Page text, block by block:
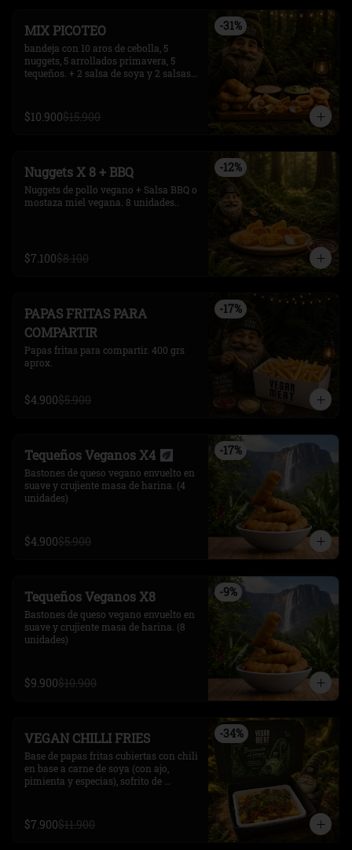
-31%
MIX PICOTEO
bandeja con 10 aros de cebolla, 5
nuggets, 5 arrollados primavera, 5
tequeños. + 2 salsa de soya y 2 salsas
$10.900$15.900
-12%
Nuggets X 8 + BBQ
Nuggets de pollo vegano + Salsa BBQ o
mostaza miel vegana. 8 unidades..
$7.100$8.100
-17%
PAPAS FRITAS PARA
COMPARTIR
Papas fritas para compartir. 400 grs
aprox.
$4.900$5.900
-17%
Tequeños Veganos X4
Bastones de queso vegano envuelto en
suave y crujiente masa de harina. (4
unidades)
$4.900$5.900
-9%
Tequeños Veganos X8
Bastones de queso vegano envuelto en
suave y crujiente masa de harina. (8
unidades)
$9.900$10.900
-34%
VEGAN CHILLI FRIES
Base de papas fritas cubiertas con chili
en base a carne de soya (con ajo,
pimienta y especias), sofrito de
decorado  con rodajas de cebollín.
$7.900$11.900